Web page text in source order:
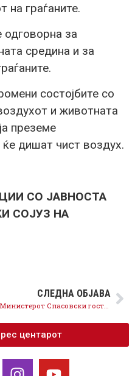
на граѓаните.
за
средина и за
состојбите со
и животната
преземе
ќе дишат чист воздух.
СО ЈАВНОСТА
СОЈУЗ НА
СЛЕДНА ОБЈАВА
Министерот Спасовски гостин во 10 минути на Телевизија 21
центарот